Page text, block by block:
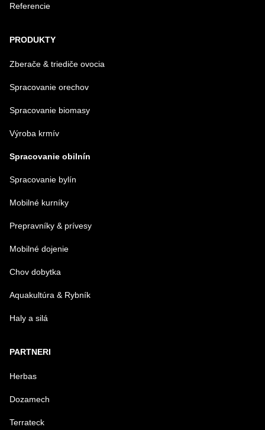
Referencie
PRODUKTY
Zberače & triediče ovocia
Spracovanie orechov
Spracovanie biomasy
Výroba krmív
Spracovanie obilnín
Spracovanie bylín
Mobilné kurníky
Prepravníky & prívesy
Mobilné dojenie
Chov dobytka
Aquakultúra & Rybník
Haly a silá
PARTNERI
Herbas
Dozamech
Terrateck